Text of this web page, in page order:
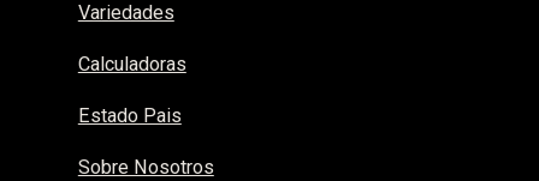
Variedades
Calculadoras
Estado Pais
Sobre Nosotros